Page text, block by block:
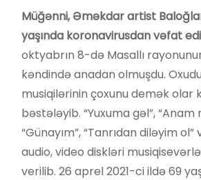
Müğənni, Əməkdar artist
yaşında koronavirusdan vəfat e
oktyabrın 8-də Masallı
kəndində anadan olmuşdu.
musiqilərinin çoxunu demək olar
bəstələyib. “Yuxuma gəl”, “Anam
“Günayım”, “Tanrıdan diləyim
audio, video diskləri
verilib. 26 aprel 2021-ci ildə 69